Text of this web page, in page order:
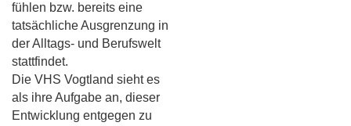
fühlen bzw. bereits eine
tatsächliche Ausgrenzung in
der Alltags- und Berufswelt
stattfindet.
Die VHS Vogtland sieht es
als ihre Aufgabe an, dieser
Entwicklung entgegen zu